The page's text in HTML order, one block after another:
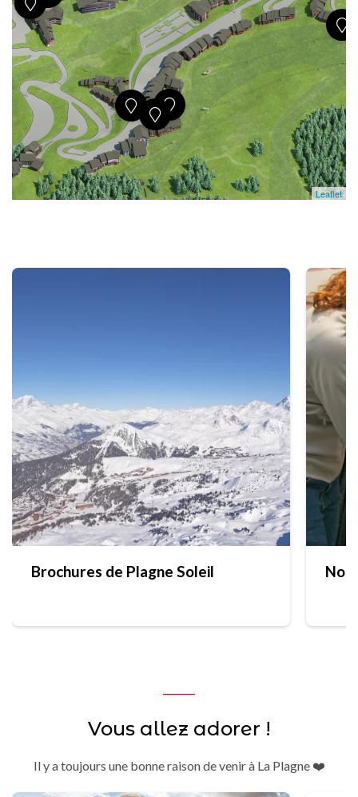
Leaflet
Brochures de Plagne Soleil Nos
Vous allez adorer !
Il y a toujours une bonne raison de venir à La Plagne ❤️